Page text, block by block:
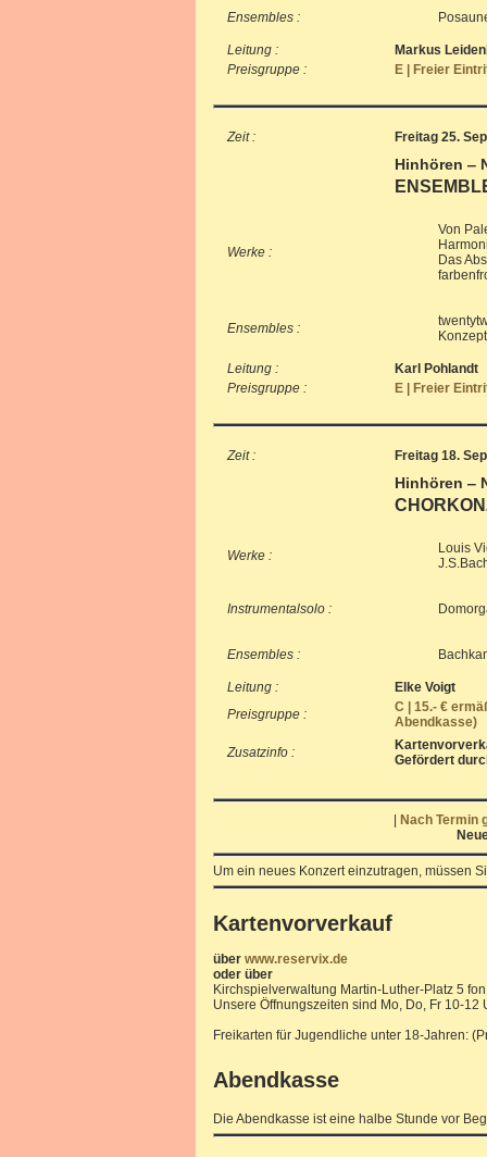
Ensembles :
Leitung :
Markus
Preisgruppe :
E | Freier
Zeit : Freitag 25.
Hinhören ‒
Werke :
Von
Das
Ensembles :
Leitung :
Karl Pohlandt
Preisgruppe :
E | Freier
Zeit : Freitag 18.
Hinhören ‒
Werke :
Louis
Instrumentalsolo :
Ensembles :
Leitung :
Elke Voigt
Preisgruppe :
C | 15.- €
Abendkasse)
Zusatzinfo :
Gefördert
Nach Termin
Um ein neues Konzert einzutragen, müssen
Kartenvorverkauf
über www.reservix.de
oder über
Kirchspielverwaltung Martin-Luther-Platz 5
Unsere Öffnungszeiten sind Mo, Do, Fr 10-12
Freikarten für Jugendliche unter 18-Jahren:
Abendkasse
Die Abendkasse ist eine halbe Stunde vor